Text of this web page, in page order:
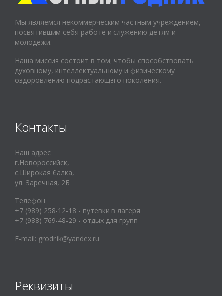
Мы являемся некоммерческим частным учреждением,
посвятившим себя работе и служению детям и
молодёжи.
Наша миссия состоит в том, чтобы способствовать
духовному, интеллектуальному и физическому
оздоровлению подрастающего поколения.
Контакты
Наш адрес
г.Новороссийск,
с.Широкая балка,
ул. Заречная, 2Б
Телефон
+7 (989) 258-12-18 - путевки в лагеря
+7 (988) 769-48-29 - отдых для групп
E-mail: grodnik@yandex.ru
Реквизиты